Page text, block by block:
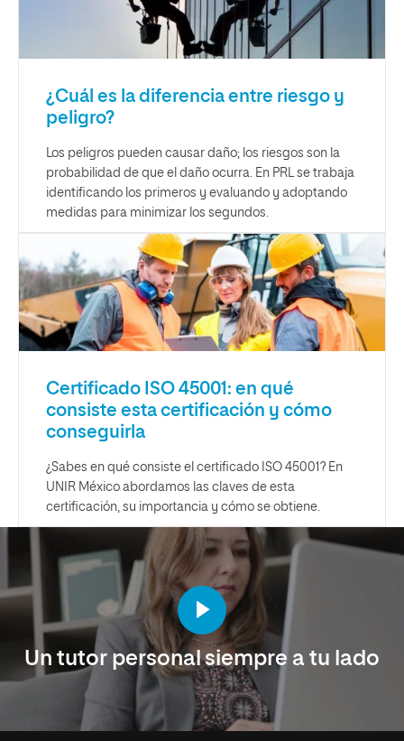
¿Cuál es la diferencia entre riesgo y
peligro?
Los peligros pueden causar daño; los riesgos son la
probabilidad de que el daño ocurra. En PRL se trabaja
identificando los primeros y evaluando y adoptando
medidas para minimizar los segundos.
Certificado ISO 45001: en qué
consiste esta certificación y cómo
conseguirla
¿Sabes en qué consiste el certificado ISO 45001? En
UNIR México abordamos las claves de esta
certificación, su importancia y cómo se obtiene.
Un tutor personal siempre a tu lado